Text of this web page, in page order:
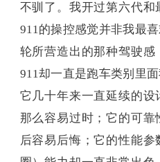
不驯了。我开过第六代和
911的操控感觉并非我最
轮所营造出的那种驾驶感
911却一直是跑车类别里
它几十年来一直延续的
那么容易过时；它的可靠
后容易后悔；它的性能